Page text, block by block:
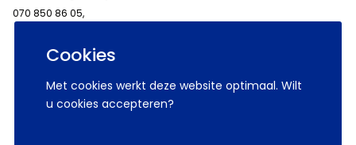
Cookies
Met cookies werkt deze website optimaal. Wilt
u cookies accepteren?
070 850 86 05,
© 2026 AWVN